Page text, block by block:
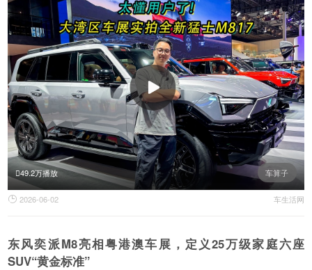
车算子
49.2万播放
 2026-06-02 车生活网
东风奕派M8亮相粤港澳车展，定义25万级家庭六座
SUV“黄金标准”